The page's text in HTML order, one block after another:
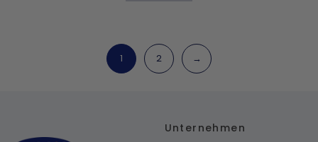
1 2 →
Unternehmen